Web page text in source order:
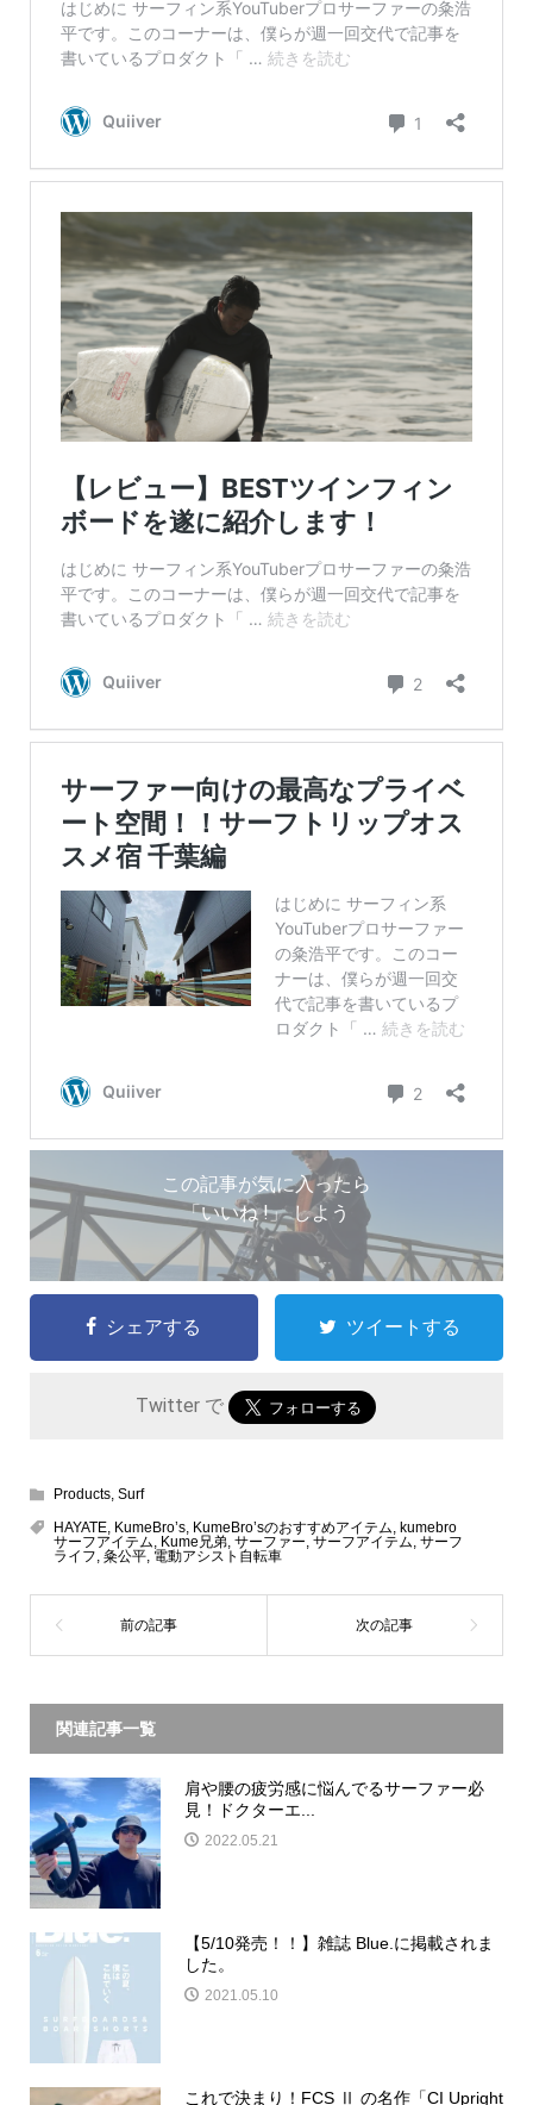
この記事が気に入ったら
「いいね !」 しよう
シェアする ツイートする
Twitter で
Products, Surf
HAYATE, KumeBro’s, KumeBro’sのおすすめアイテム, kumebro
サーフアイテム, Kume兄弟, サーファー, サーフアイテム, サーフ
ライフ, 粂公平, 電動アシスト自転車
関連記事一覧
肩や腰の疲労感に悩んでるサーファー必
見！ドクターエ...
2022.05.21
【5/10発売！！】雑誌 Blue.に掲載されま
した。
2021.05.10
これで決まり！FCS Ⅱ の名作「CI Upright